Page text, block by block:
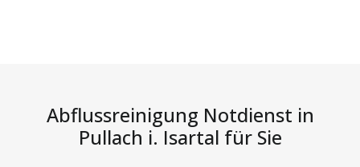
Abflussreinigung Notdienst in
Pullach i. Isartal für Sie